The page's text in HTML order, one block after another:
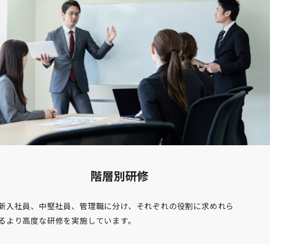
階層別研修
入社員、中堅社員、管理職に分け、それぞれの役割に求めれら
より高度な研修を実施しています。